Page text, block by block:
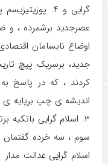
گرایی و ۴.
عصرجدید برشمرده ، و
اوضاع نابسامان
جدید، برسریک پیچ
۳. اسلام گرایی باتکیه
سوم ، سه خرده گفتمان
اسلام گرایی عدالت